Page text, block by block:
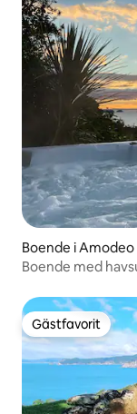
Boende i Amodeo
Boende med
Gästfavorit
Gästfavorit